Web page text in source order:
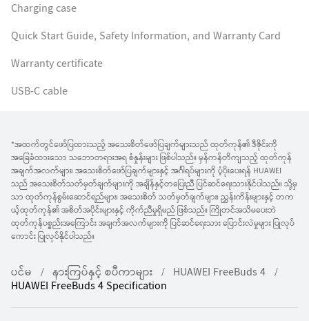
Charging case
Quick Start Guide, Safety Information, and Warranty Card
Warranty certificate
USB-C cable
*အထက်တွင်ဖော်ပြထားသည့် အသေးစိတ်ဖော်ပြချက်များသည် ထုတ်ကုန်၏ ဒီဇိုင်းကို
အခြေခံထားသော သဘောတရားအရ စံနှုန်းများ ဖြစ်ပါသည်။ မှန်ကန်တိကျသည့် ထုတ်ကုန်
အချက်အလက်များ၊ အသေးစိတ်ဖော်ပြချက်များနှင့် အင်္ဂါရပ်များကို ပံ့ပိုးပေးရန် HUAWEI
သည် အသေးစိတ်သတ်မှတ်ချက်များကို အချိန်နှင့်တပြေးညီ ပြင်ဆင်ရေးသားနိုင်ပါသည်။ သို့မှ
သာ ထုတ်ကုန်စွမ်းဆောင်ရည်များ၊ အသေးစိတ် သတ်မှတ်ချက်များ၊ ညွှန်းကိန်းများနှင့် တက
ယ့်ထုတ်ကုန်၏ အစိတ်အပိုင်းများနှင့် ကိုက်ညီမှုရှိမည် ဖြစ်သည်။ ကြိုတင်အသိမပေးဘဲ
ထုတ်ကုန်ပစ္စည်းအကြောင်း အချက်အလက်များကို ပြင်ဆင်ရေးသား ပြောင်းလဲမှုများ ပြုလုပ်
ကောင်း ပြုလုပ်နိုင်ပါသည်။
ပင်မ နားကြပ်နှင့် စပီကာများ
HUAWEI FreeBuds 4
HUAWEI FreeBuds 4 Specification